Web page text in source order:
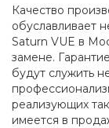
Качество
обуславливает
Saturn VUE в
замене.
будут служить
реализующих
имеется в